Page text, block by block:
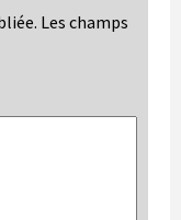
Les champs